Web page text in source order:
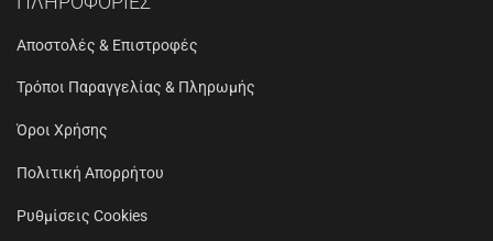
Αποστολές & Επιστροφές
Τρόποι Παραγγελίας & Πληρωμής
Όροι Χρήσης
Πολιτική Απορρήτου
Ρυθμίσεις Cookies